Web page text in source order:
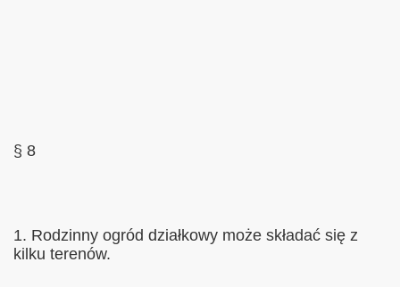
§ 8
1. Rodzinny ogród działkowy może składać się z
kilku terenów.